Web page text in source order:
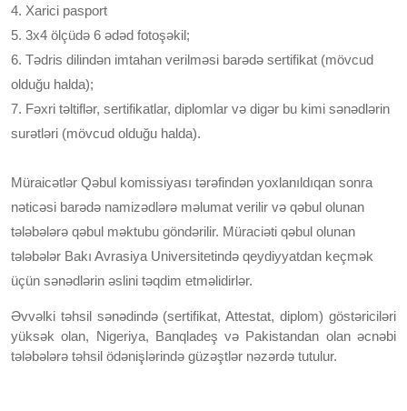
4. Xarici pasport
5. 3x4 ölçüdə 6 ədəd fotoşəkil;
6. Tədris dilindən imtahan verilməsi barədə sertifikat (mövcud
olduğu halda);
7. Fəxri təltiflər, sertifikatlar, diplomlar və digər bu kimi sənədlərin
surətləri (mövcud olduğu halda).
Müraicətlər Qəbul komissiyası tərəfindən yoxlanıldıqan sonra
nəticəsi barədə namizədlərə məlumat verilir və qəbul olunan
tələbələrə qəbul məktubu göndərilir. Müraciəti qəbul olunan
tələbələr Bakı Avrasiya Universitetində qeydiyyatdan keçmək
üçün sənədlərin əslini təqdim etməlidirlər.
Əvvəlki təhsil sənədində (sertifikat, Attestat, diplom) göstəriciləri
yüksək olan, Nigeriya, Banqladeş və Pakistandan olan əcnəbi
tələbələrə təhsil ödənişlərində güzəştlər nəzərdə tutulur.